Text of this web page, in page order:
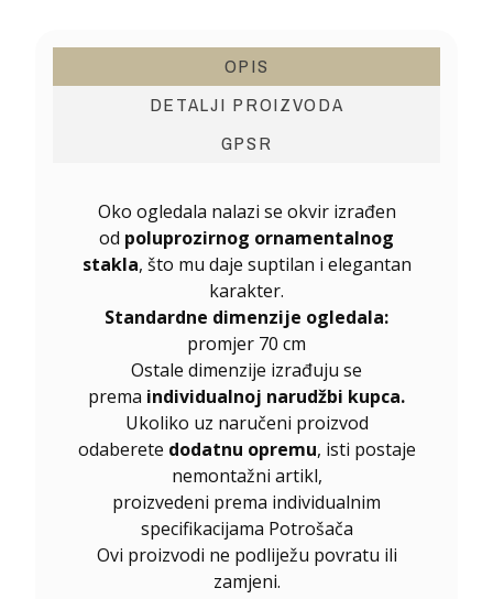
OPIS
DETALJI PROIZVODA
GPSR
Oko ogledala nalazi se okvir izrađen
od poluprozirnog ornamentalnog
stakla, što mu daje suptilan i elegantan
karakter.
Standardne dimenzije ogledala:
promjer 70 cm
Ostale dimenzije izrađuju se
prema individualnoj narudžbi kupca.
Ukoliko uz naručeni proizvod
odaberete dodatnu opremu, isti postaje
nemontažni artikl,
proizvedeni prema individualnim
specifikacijama Potrošača
Ovi proizvodi ne podliježu povratu ili
zamjeni.